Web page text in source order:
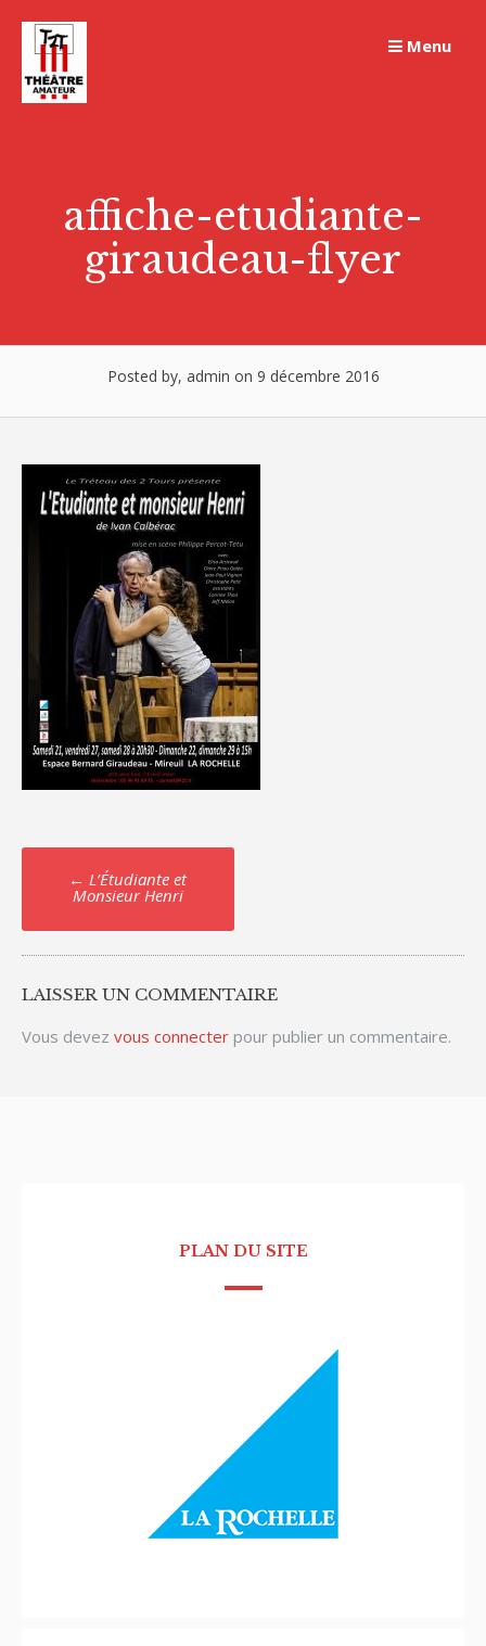
content
Menu
affiche-etudiante-
giraudeau-flyer
Posted by, admin on 9 décembre 2016
Post
navigation
← L’Étudiante et
Monsieur Henri
LAISSER UN COMMENTAIRE
Vous devez vous connecter pour publier un commentaire.
PLAN DU SITE